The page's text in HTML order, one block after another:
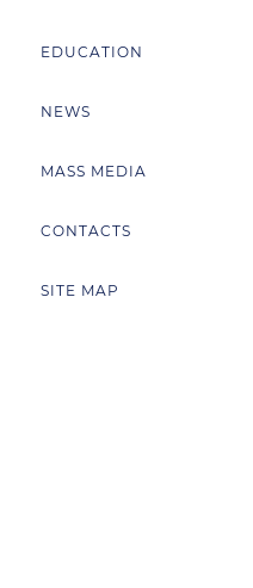
EDUCATION
NEWS
MASS MEDIA
CONTACTS
SITE MAP